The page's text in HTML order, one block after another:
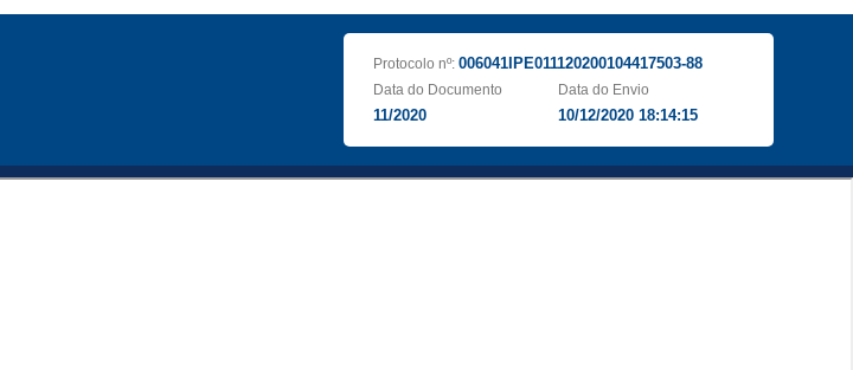
Protocolo nº: 006041IPE011120200104417503-88
Data do Documento
11/2020
Data do Envio
10/12/2020 18:14:15